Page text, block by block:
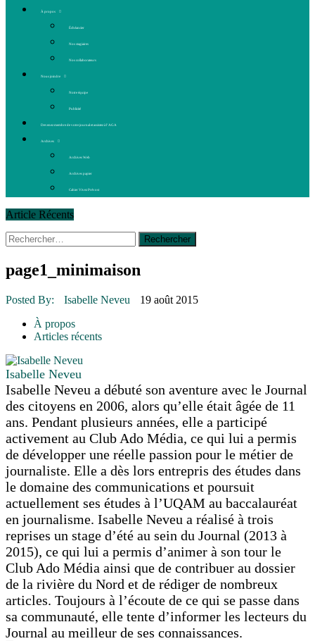
À propos
Échéancier
Nos stagiaires
Nos collaborateurs
Nous joindre
Notre équipe
Publicité
Devenez membre de votre journal et assistez à l’AGA
Archives
Archives Web
Archives papier
Cahier Vivez Prévost
Article Récents
14 octobre 2015
La course de boîtes à savon du club
Le rendez-vous des bolides
30 juin 2015 | Fantaisie et créativité en mode jeunesse
16 juillet 2026 | CULTURE
16 juillet 2026
16 juillet 2026
16 juillet 2026 |
Rechercher :
page1_minimaison
Posted By: Isabelle Neveu
19 août 2015
À propos
Articles récents
Isabelle Neveu
Isabelle Neveu a débuté son aventure avec le Journal
des citoyens en 2006, alors qu’elle était âgée de 11
ans. Pendant plusieurs années, elle a participé
activement au Club Ado Média, ce qui lui a permis
de développer une réelle passion pour le métier de
journaliste. Elle a dès lors entrepris des études dans
le domaine des communications et poursuit
actuellement ses études à l’UQAM au baccalauréat
en journalisme. Isabelle Neveu a réalisé à trois
reprises un stage d’été au sein du Journal (2013 à
2015), ce qui lui a permis d’animer à son tour le
Club Ado Média ainsi que de contribuer au dossier
de la rivière du Nord et de rédiger de nombreux
articles. Toujours à l’écoute de ce qui se passe dans
sa communauté, elle tente d’informer les lecteurs du
Journal au meilleur de ses connaissances.